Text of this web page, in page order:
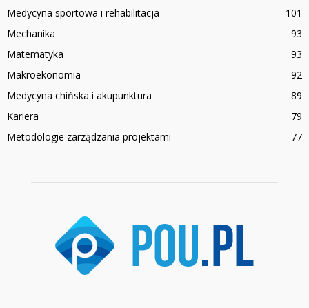
Medycyna sportowa i rehabilitacja
101
Mechanika
93
Matematyka
93
Makroekonomia
92
Medycyna chińska i akupunktura
89
Kariera
79
Metodologie zarządzania projektami
77